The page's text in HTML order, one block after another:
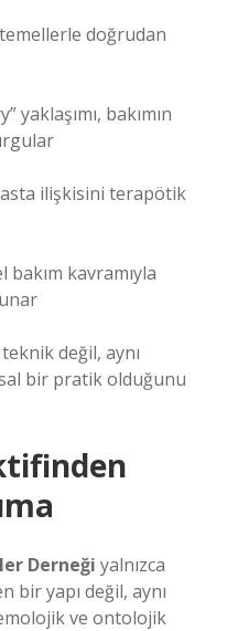
doğrudan
yaklaşımı, bakımın
ilişkisini terapötik
kavramıyla
değil, aynı
bir pratik olduğunu
Derneği yalnızca
bir yapı değil, aynı
ve ontolojik